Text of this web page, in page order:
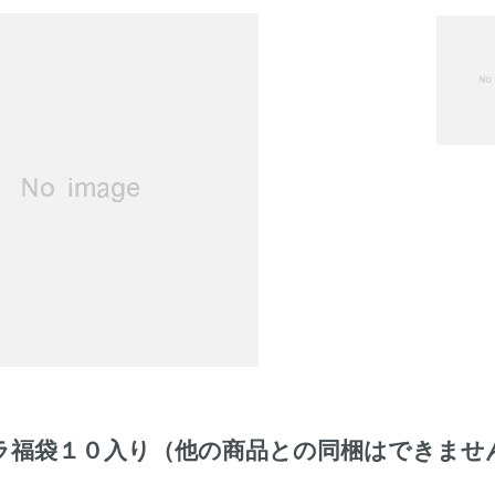
福袋１０入り（他の商品との同梱はできませ